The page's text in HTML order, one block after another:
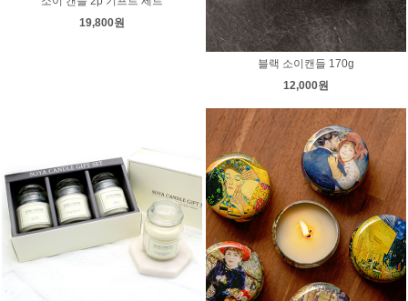
19,800원
블랙 소이캔들 170g
12,000원